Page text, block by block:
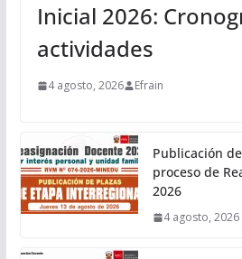
Inicial 2026:
actividades
4 agosto, 2026 Efrain
Publicación
proceso de
2026
4 agosto, 2026